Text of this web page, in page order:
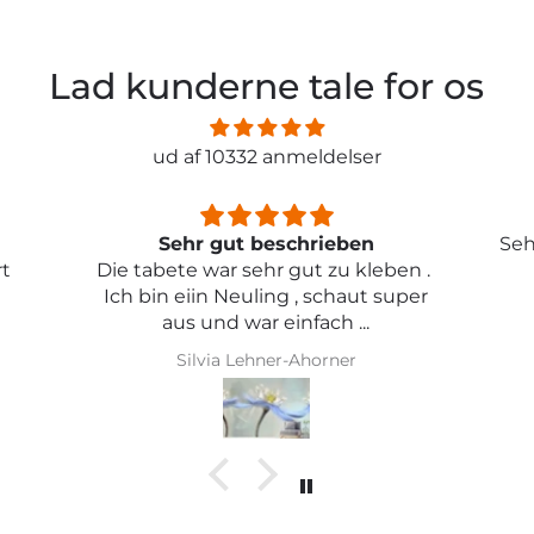
Lad kunderne tale for os
ud af 10332 anmeldelser
.
Sehr schön und von toller Qualität
Iris Griese